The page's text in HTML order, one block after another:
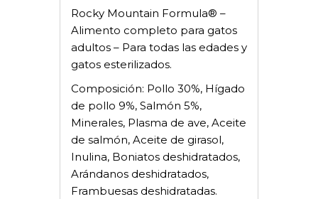
Rocky Mountain Formula® –
Alimento completo para gatos
adultos – Para todas las edades y
gatos esterilizados.
Composición: Pollo 30%, Hígado
de pollo 9%, Salmón 5%,
Minerales, Plasma de ave, Aceite
de salmón, Aceite de girasol,
Inulina, Boniatos deshidratados,
Arándanos deshidratados,
Frambuesas deshidratadas.